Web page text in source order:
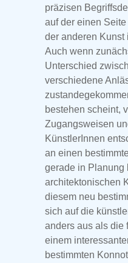
präzisen
auf der einen
der anderen Kunst
Auch wenn
Unterschied
verschiedene
bestehen scheint,
Zugangsweisen
KünstlerInnen
an einen
gerade in Planung
architektonischen
diesem neu
sich auf die
anders aus als die
einem
bestimmten